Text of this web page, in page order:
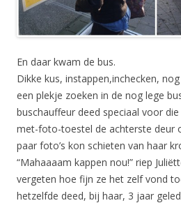
En daar kwam de bus.
Dikke kus, instappen,inchecken,
een plekje zoeken in de nog lege
buschauffeur deed speciaal voor
met-foto-toestel de achterste deur
paar foto’s kon schieten van haar
“Mahaaaam kappen nou!” riep
vergeten hoe fijn ze het zelf vond
hetzelfde deed, bij haar, 3 jaar